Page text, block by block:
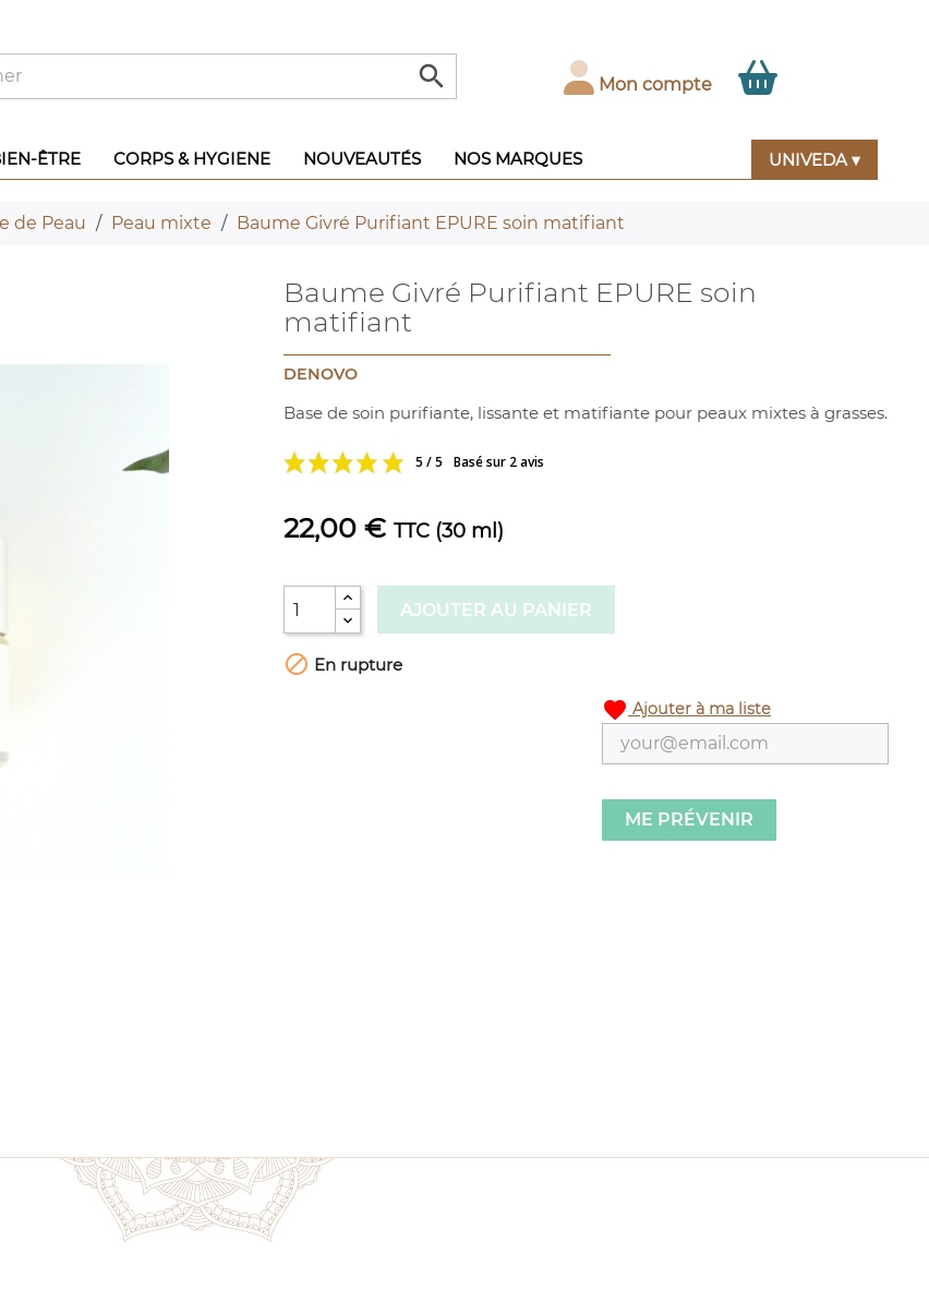
 Mon compte
ÊTRE CORPS & HYGIENE NOUVEAUTÉS NOS MARQUES UNIVEDA ▾
de Peau Peau mixte Baume Givré Purifiant EPURE soin matifiant
Baume Givré Purifiant EPURE soin
matifiant
DENOVO
Base de soin purifiante, lissante et matifiante pour peaux mixtes à grasses.
5 / 5 Basé sur 2 avis
22,00 € TTC (30 ml)
AJOUTER AU PANIER
 En rupture
favorite Ajouter à ma liste
ME PRÉVENIR